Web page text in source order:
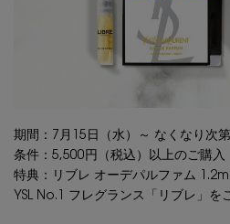
期間：7月15日（水）～ なくなり次第
条件：5,500円（税込）以上のご購入
特典：リブレ オーデパルファム
YSL No.1 フレグランス「リブレ」を